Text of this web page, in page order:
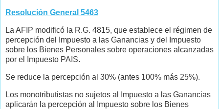
Resolución General 5463
La AFIP modificó la R.G. 4815, que establece el régimen de
percepción del Impuesto a las Ganancias y del Impuesto
sobre los Bienes Personales sobre operaciones alcanzadas
por el Impuesto PAIS.
Se reduce la percepción al 30% (antes 100% más 25%).
Los monotributistas no sujetos al Impuesto a las Ganancias
aplicarán la percepción al Impuesto sobre los Bienes